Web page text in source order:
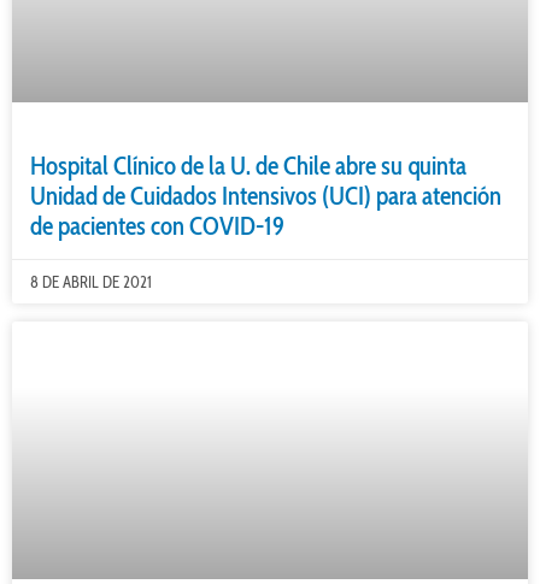
Hospital Clínico de la U. de Chile abre su quinta
Unidad de Cuidados Intensivos (UCI) para atención
de pacientes con COVID-19
8 DE ABRIL DE 2021